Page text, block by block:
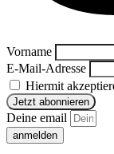
Vorname
E-Mail-Adresse
Hiermit
Deine email
anmelden